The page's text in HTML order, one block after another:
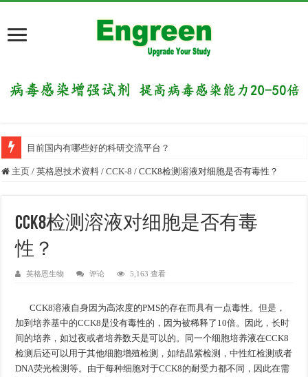
目前国内有哪些好的科研交流平台？
主页 / 英格恩技术资料 / CCK-8 / CCK8检测溶液对细胞是否有毒性？
CCK8检测溶液对细胞是否有毒
性？
英格恩生物 评论 5,163 查看
CCK8溶液自身因为高浓度的PMS的存在而具有一点毒性。但是，
加到培养基中的CCK8是没有毒性的，因为被稀释了10倍。因此，长时
间的培养，如过夜或者培养数天是可以的。同一个细胞培养液在CCK8
检测后还可以用于其他细胞增殖检测，如结晶紫检测，中性红检测或者
DNA荧光检测等。由于每种细胞对于CCK8的耐受力都不同，因此在需